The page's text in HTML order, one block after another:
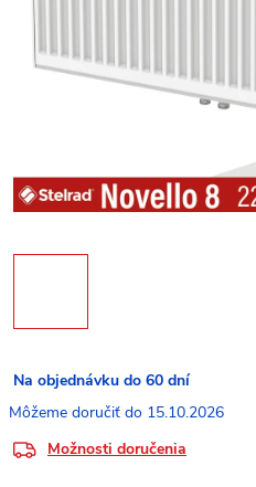
Na objednávku do 60 dní
15.10.2026
Možnosti doručenia